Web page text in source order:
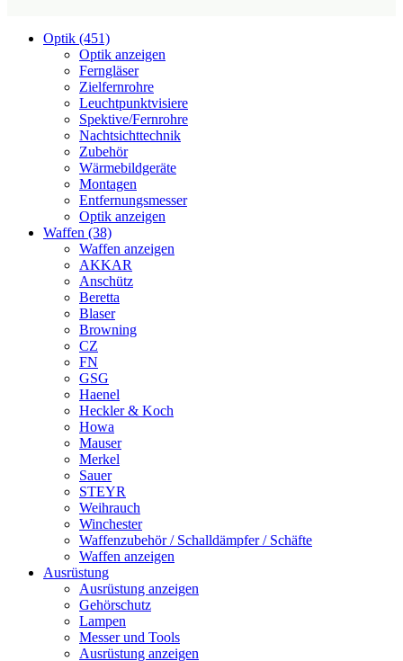
Optik (451)
Optik anzeigen
Ferngläser
Zielfernrohre
Leuchtpunktvisiere
Spektive/Fernrohre
Nachtsichttechnik
Zubehör
Wärmebildgeräte
Montagen
Entfernungsmesser
Optik anzeigen
Waffen (38)
Waffen anzeigen
AKKAR
Anschütz
Beretta
Blaser
Browning
CZ
FN
GSG
Haenel
Heckler & Koch
Howa
Mauser
Merkel
Sauer
STEYR
Weihrauch
Winchester
Waffenzubehör / Schalldämpfer / Schäfte
Waffen anzeigen
Ausrüstung
Ausrüstung anzeigen
Gehörschutz
Lampen
Messer und Tools
Ausrüstung anzeigen